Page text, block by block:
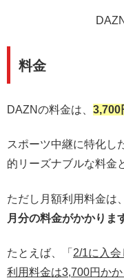
料金
DAZNの料金は、 3,700
スポーツ中継に特化し
的リーズナブルな料金
ただし月額利用料金は
月分の料金がかかりま
たとえば、「 2/1に入
利用料金は3,700円かか